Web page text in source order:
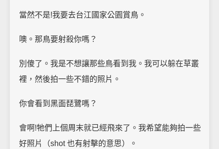
當然不是!我要去台江國家公園賞鳥。
噢。那鳥要射殺你嗎？
別傻了。我是不想讓那些鳥看到我。我可以躲在草叢
裡，然後拍一些不錯的照片。
你會看到黑面琵鷺嗎？
會啊!牠們上個周末就已經飛來了。我希望能夠拍一些
好照片（shot 也有射擊的意思）。